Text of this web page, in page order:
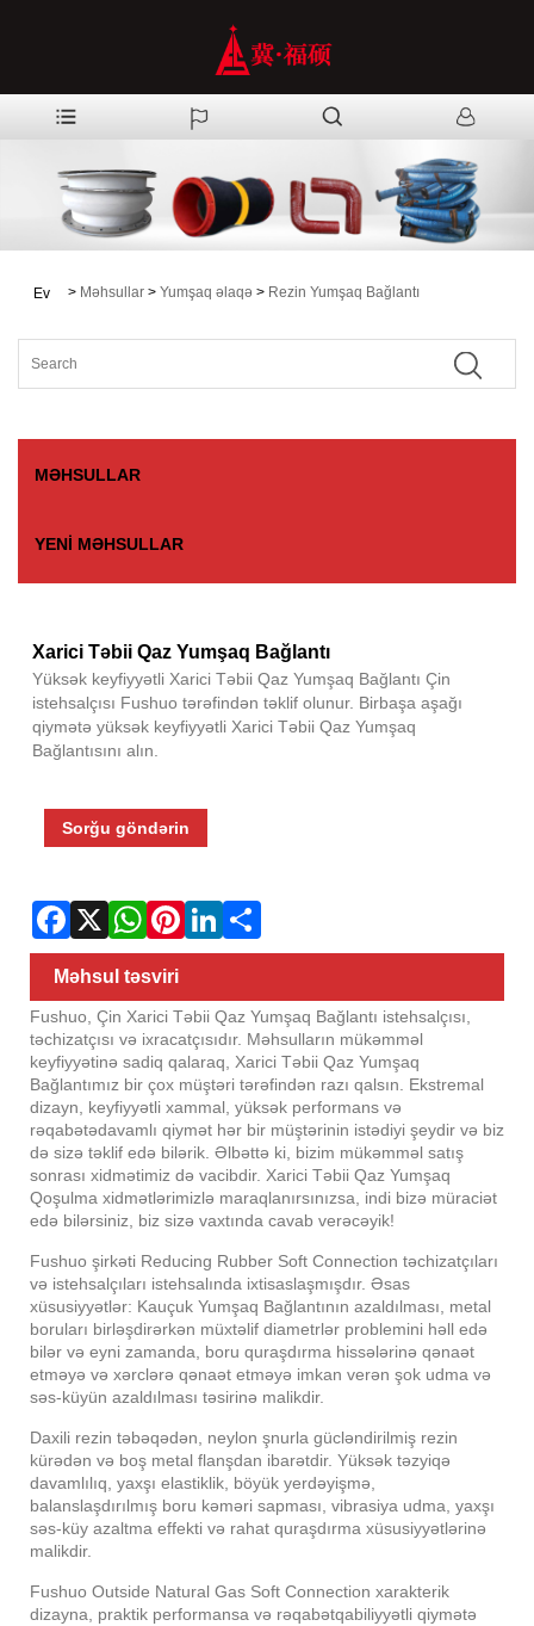
Ev > Məhsullar > Yumşaq əlaqə > Rezin Yumşaq Bağlantı
MƏHSULLAR
YENI MƏHSULLAR
Xarici Təbii Qaz Yumşaq Bağlantı
Yüksək keyfiyyətli Xarici Təbii Qaz Yumşaq Bağlantı Çin
istehsalçısı Fushuo tərəfindən təklif olunur. Birbaşa aşağı
qiymətə yüksək keyfiyyətli Xarici Təbii Qaz Yumşaq
Bağlantısını alın.
Sorğu göndərin
Məhsul təsviri
Fushuo, Çin Xarici Təbii Qaz Yumşaq Bağlantı istehsalçısı,
təchizatçısı və ixracatçısıdır. Məhsulların mükəmməl
keyfiyyətinə sadiq qalaraq, Xarici Təbii Qaz Yumşaq
Bağlantımız bir çox müştəri tərəfindən razı qalsın. Ekstremal
dizayn, keyfiyyətli xammal, yüksək performans və
rəqabətədavamlı qiymət hər bir müştərinin istədiyi şeydir və biz
də sizə təklif edə bilərik. Əlbəttə ki, bizim mükəmməl satış
sonrası xidmətimiz də vacibdir. Xarici Təbii Qaz Yumşaq
Qoşulma xidmətlərimizlə maraqlanırsınızsa, indi bizə müraciət
edə bilərsiniz, biz sizə vaxtında cavab verəcəyik!
Fushuo şirkəti Reducing Rubber Soft Connection təchizatçıları
və istehsalçıları istehsalında ixtisaslaşmışdır. Əsas
xüsusiyyətlər: Kauçuk Yumşaq Bağlantının azaldılması, metal
boruları birləşdirərkən müxtəlif diametrlər problemini həll edə
bilər və eyni zamanda, boru quraşdırma hissələrinə qənaət
etməyə və xərclərə qənaət etməyə imkan verən şok udma və
səs-küyün azaldılması təsirinə malikdir.
Daxili rezin təbəqədən, neylon şnurla gücləndirilmiş rezin
kürədən və boş metal flanşdan ibarətdir. Yüksək təzyiqə
davamlılıq, yaxşı elastiklik, böyük yerdəyişmə,
balanslaşdırılmış boru kəməri sapması, vibrasiya udma, yaxşı
səs-küy azaltma effekti və rahat quraşdırma xüsusiyyətlərinə
malikdir.
Fushuo Outside Natural Gas Soft Connection xarakterik
dizayna, praktik performansa və rəqabətqabiliyyətli qiymətə